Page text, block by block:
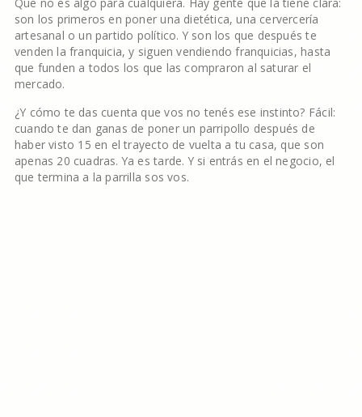
son los primeros en poner una dietética, una cervercería
artesanal o un partido político. Y son los que después te
venden la franquicia, y siguen vendiendo franquicias, hasta
que funden a todos los que las compraron al saturar el
mercado.
¿Y cómo te das cuenta que vos no tenés ese instinto? Fácil:
cuando te dan ganas de poner un parripollo después de
haber visto 15 en el trayecto de vuelta a tu casa, que son
apenas 20 cuadras. Ya es tarde. Y si entrás en el negocio, el
que termina a la parrilla sos vos.